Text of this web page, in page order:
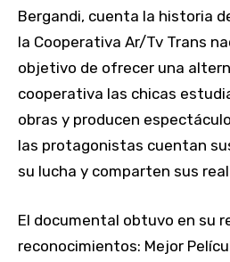
Bergandi, cuenta la historia
la Cooperativa Ar/Tv Trans
objetivo de ofrecer una
cooperativa las chicas
obras y producen
las protagonistas cuentan
su lucha y comparten sus
El documental obtuvo en su
reconocimientos: Mejor